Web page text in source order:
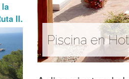
II.
de Canicattí
A diez minutos de